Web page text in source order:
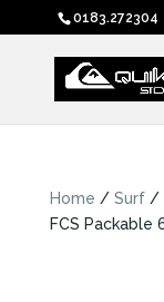
0183.272304
Home / Surf/
FCS Packable